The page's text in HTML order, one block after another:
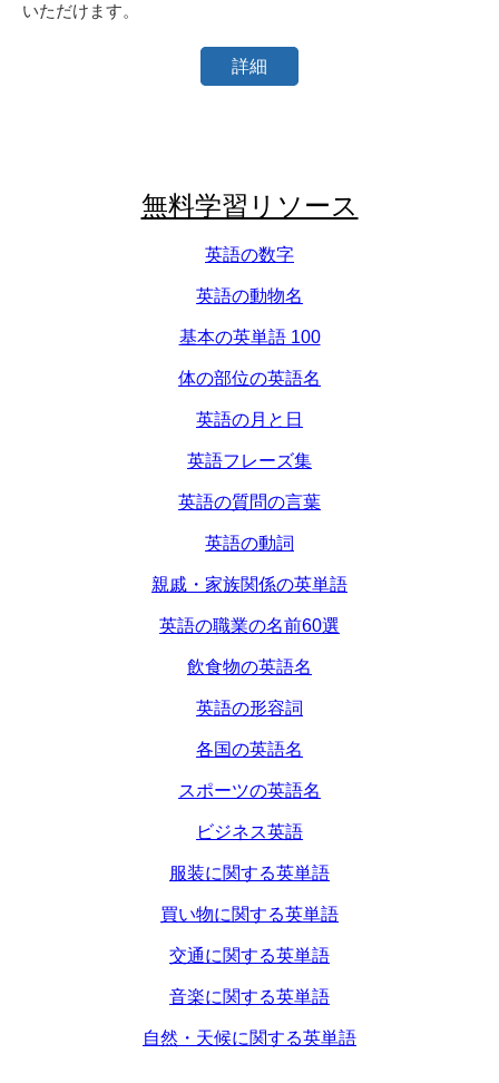
いただけます。
詳細
無料学習リソース
英語の数字
英語の動物名
基本の英単語 100
体の部位の英語名
英語の月と日
英語フレーズ集
英語の質問の言葉
英語の動詞
親戚・家族関係の英単語
英語の職業の名前60選
飲食物の英語名
英語の形容詞
各国の英語名
スポーツの英語名
ビジネス英語
服装に関する英単語
買い物に関する英単語
交通に関する英単語
音楽に関する英単語
自然・天候に関する英単語